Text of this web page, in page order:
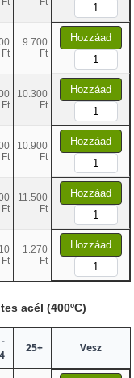
Ft
9.700
Ft
Hozzáad
Ft
10.300
Ft
Hozzáad
Ft
10.900
Ft
Hozzáad
Ft
11.500
Ft
Hozzáad
Ft
1.270
Ft
Hozzáad
acél (400ºC)
25+ Vesz